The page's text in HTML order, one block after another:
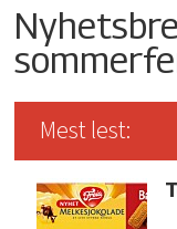
Mest lest: